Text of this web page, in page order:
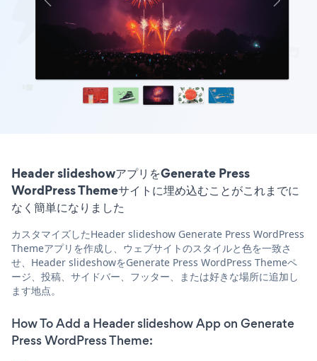
Header slideshowアプリをGenerate Press
WordPress Themeサイトに埋め込むことがこれまでに
なく簡単になりました
カスタマイズしたHeader slideshow Generate Press WordPress
Themeアプリを作成し、ウェブサイトのスタイルと色を一致さ
せ、Header slideshowをGenerate Press WordPress Themeペ
ージ、投稿、サイドバー、フッター、または好きな場所に追加し
ます地点。
How To Add a Header slideshow App on Generate
Press WordPress Theme: